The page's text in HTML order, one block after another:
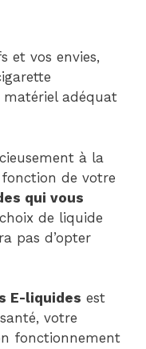
et vos envies,
adéquat
à la
de votre
qui vous
de liquide
pas d’opter
E-liquides est
votre
fonctionnement